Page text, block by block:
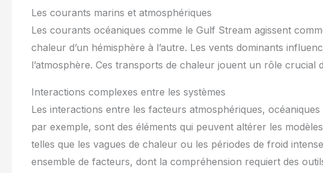
Les courants marins et atmosphériques
Les courants océaniques comme le Gulf Stream agissent
chaleur d’un hémisphère à l’autre. Les vents dominants
l’atmosphère. Ces transports de chaleur jouent un rôle crucial
Interactions complexes entre les systèmes
Les interactions entre les facteurs atmosphériques,
par exemple, sont des éléments qui peuvent altérer les
telles que les vagues de chaleur ou les périodes de froid
ensemble de facteurs, dont la compréhension requiert des